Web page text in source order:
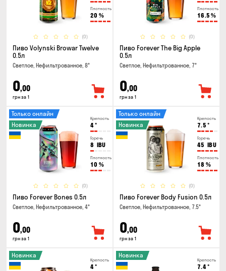
Плотность
20 %
(0)
Пиво Volynski Browar Twelve
0.5л
Светлое, Нефильтрованное, 8°
0,00
грн за 1
Плотность
16.5 %
(0)
Пиво Forever The Big Apple
0.5л
Светлое, Нефильтрованное, 7°
0,00
грн за 1
Крепость
4°
Горечь
8 IBU
Плотность
10 %
(0)
Только онлайн
Новинка
Пиво Forever Bones 0.5л
Светлое, Нефильтрованное, 4°
0,00
грн за 1
Крепость
7.5 °
Горечь
45 IBU
Плотность
18 %
(0)
Только онлайн
Новинка
Пиво Forever Body Fusion 0.5л
Светлое, Нефильтрованное, 7.5°
0,00
грн за 1
Крепость
4°
Новинка
Крепость
7.4°
Новинка